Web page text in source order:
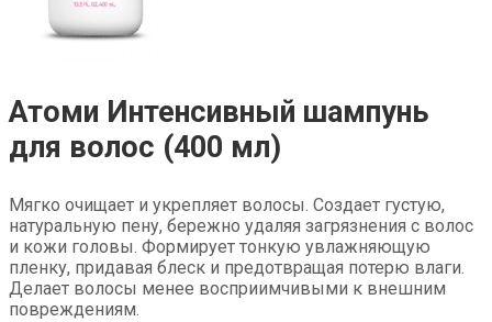
Атоми Интенсивный шампунь
для волос (400 мл)
Мягко очищает и укрепляет волосы. Создает густую,
натуральную пену, бережно удаляя загрязнения с волос
и кожи головы. Формирует тонкую увлажняющую
пленку, придавая блеск и предотвращая потерю влаги.
Делает волосы менее восприимчивыми к внешним
повреждениям.